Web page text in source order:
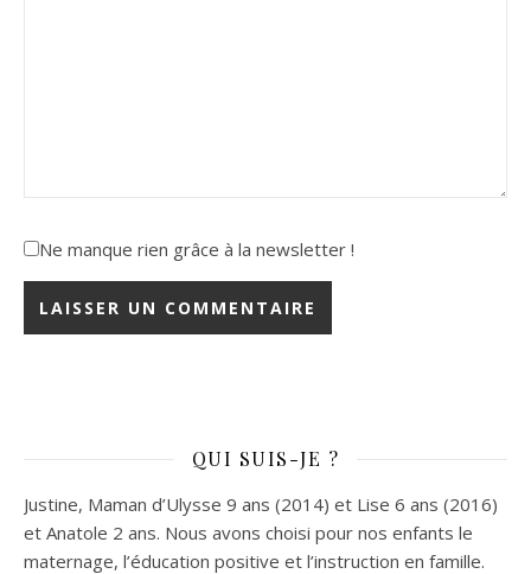
Ne manque rien grâce à la newsletter !
QUI SUIS-JE ?
Justine, Maman d’Ulysse 9 ans (2014) et Lise 6 ans (2016)
et Anatole 2 ans. Nous avons choisi pour nos enfants le
maternage, l’éducation positive et l’instruction en famille.